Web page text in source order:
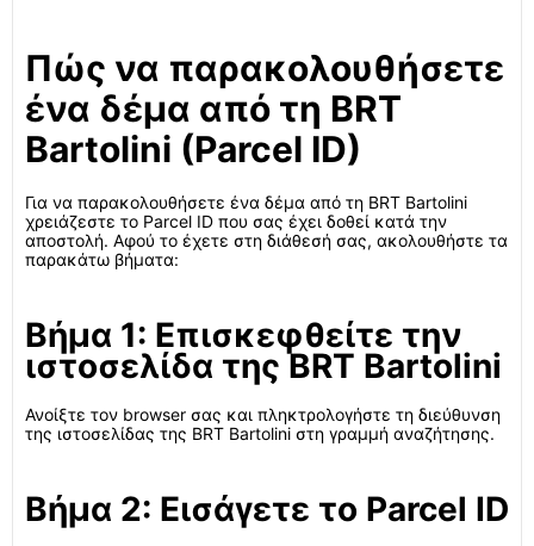
Πώς να παρακολουθήσετε
ένα δέμα από τη BRT
Bartolini (Parcel ID)
Για να παρακολουθήσετε ένα δέμα από τη BRT Bartolini
χρειάζεστε το Parcel ID που σας έχει δοθεί κατά την
αποστολή. Αφού το έχετε στη διάθεσή σας, ακολουθήστε τα
παρακάτω βήματα:
Βήμα 1: Επισκεφθείτε την
ιστοσελίδα της BRT Bartolini
Ανοίξτε τον browser σας και πληκτρολογήστε τη διεύθυνση
της ιστοσελίδας της BRT Bartolini στη γραμμή αναζήτησης.
Βήμα 2: Εισάγετε το Parcel ID